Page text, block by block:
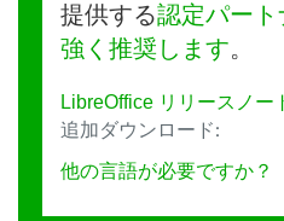
提供する認定パー
強く推奨します。
LibreOffice リリースノー
追加ダウンロード:
他の言語が必要ですか？